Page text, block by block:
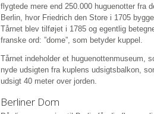
flygtede mere end 250.000 huguenotter fra
Berlin, hvor Friedrich den Store i 1705
Tårnet blev tilføjet i 1785 og egentlig
franske ord: ”dome”, som betyder kuppel.
Tårnet indeholder et huguenottenmuseum,
nyde udsigten fra kuplens udsigtsbalkon,
udsigt 40 meter over jorden.
Berliner Dom